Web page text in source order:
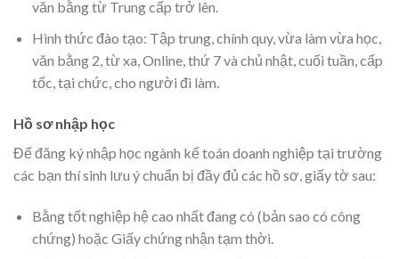
văn bằng từ Trung cấp trở lên.
Hình thức đào tạo: Tập trung, chính quy, vừa làm vừa học,
văn bằng 2, từ xa, Online, thứ 7 và chủ nhật, cuối tuần, cấp
tốc, tại chức, cho người đi làm.
Hồ sơ nhập học
Để đăng ký nhập học ngành kế toán doanh nghiệp tại trường
các bạn thí sinh lưu ý chuẩn bị đầy đủ các hồ sơ, giấy tờ sau:
Bằng tốt nghiệp hệ cao nhất đang có (bản sao có công
chứng) hoặc Giấy chứng nhận tạm thời.